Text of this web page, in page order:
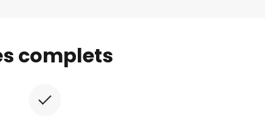
complets